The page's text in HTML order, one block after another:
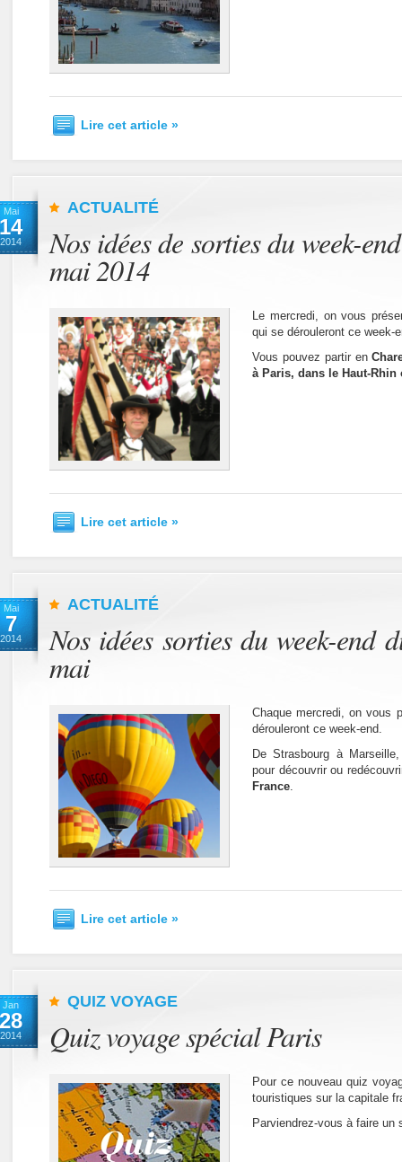
Lire cet article »
Mai
14
2014
ACTUALITÉ
Nos idées de sorties du week-
mai 2014
Le mercredi, on vous
qui se dérouleront ce week-
Vous pouvez partir en
à Paris, dans le Haut-
Lire cet article »
Mai
7
2014
ACTUALITÉ
Nos idées sorties du week-end
mai
Chaque mercredi, on vous
dérouleront ce week-end.
De Strasbourg à
pour découvrir ou
France.
Lire cet article »
Jan
28
2014
QUIZ VOYAGE
Quiz voyage spécial Paris
Pour ce nouveau quiz
touristiques sur la capitale
Parviendrez-vous à faire un